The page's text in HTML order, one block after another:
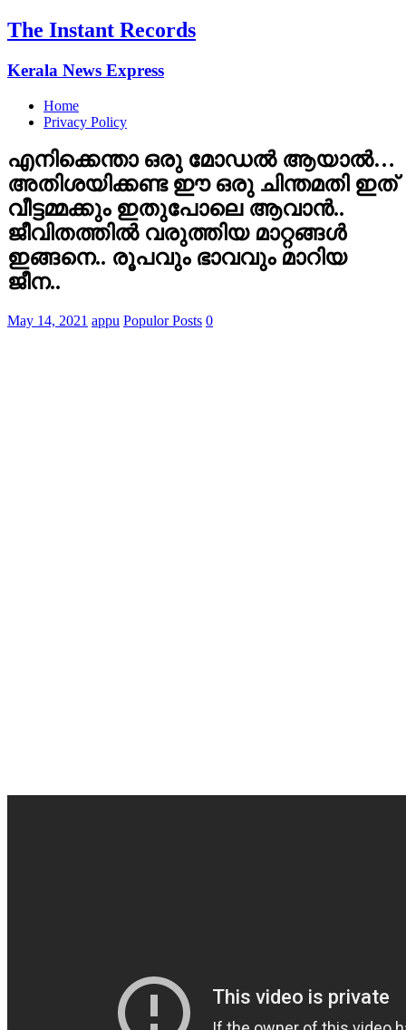
The Instant Records
Kerala News Express
Home
Privacy Policy
എനിക്കെന്താ ഒരു മോഡല്‍ ആയാല്‍…
അതിശയിക്കണ്ട ഈ ഒരു ചിന്തമതി ഇത്
വീട്ടമ്മക്കും ഇതുപോലെ ആവാന്‍..
ജീവിതത്തില്‍ വരുത്തിയ മാറ്റങ്ങള്‍
ഇങ്ങനെ.. രൂപവും ഭാവവും മാറിയ
ജീന..
May 14, 2021 appu Populor Posts 0